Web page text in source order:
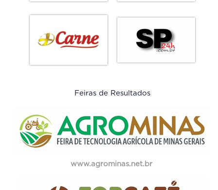
Feiras de Resultados
www.agrominas.net.br